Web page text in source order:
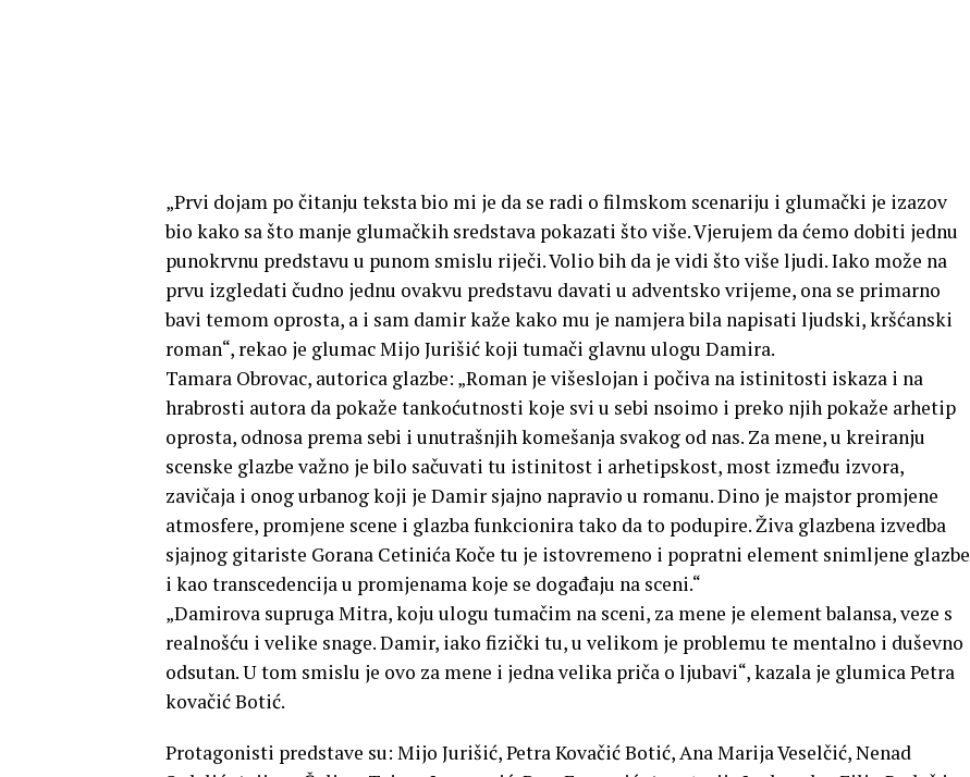
„Prvi dojam po čitanju teksta bio mi je da se radi o filmskom scenariju i glumački je izazov
bio kako sa što manje glumačkih sredstava pokazati što više. Vjerujem da ćemo dobiti jednu
punokrvnu predstavu u punom smislu riječi. Volio bih da je vidi što više ljudi. Iako može na
prvu izgledati čudno jednu ovakvu predstavu davati u adventsko vrijeme, ona se primarno
bavi temom oprosta, a i sam damir kaže kako mu je namjera bila napisati ljudski, kršćanski
roman“, rekao je glumac Mijo Jurišić koji tumači glavnu ulogu Damira.
Tamara Obrovac, autorica glazbe: „Roman je višeslojan i počiva na istinitosti iskaza i na
hrabrosti autora da pokaže tankoćutnosti koje svi u sebi nsoimo i preko njih pokaže arhetip
oprosta, odnosa prema sebi i unutrašnjih komešanja svakog od nas. Za mene, u kreiranju
scenske glazbe važno je bilo sačuvati tu istinitost i arhetipskost, most između izvora,
zavičaja i onog urbanog koji je Damir sjajno napravio u romanu. Dino je majstor promjene
atmosfere, promjene scene i glazba funkcionira tako da to podupire. Živa glazbena izvedba
sjajnog gitariste Gorana Cetinića Koče tu je istovremeno i popratni element snimljene glazbe
i kao transcedencija u promjenama koje se događaju na sceni.“
„Damirova supruga Mitra, koju ulogu tumačim na sceni, za mene je element balansa, veze s
realnošću i velike snage. Damir, iako fizički tu, u velikom je problemu te mentalno i duševno
odsutan. U tom smislu je ovo za mene i jedna velika priča o ljubavi“, kazala je glumica Petra
kovačić Botić.
Protagonisti predstave su: Mijo Jurišić, Petra Kovačić Botić, Ana Marija Veselčić, Nenad